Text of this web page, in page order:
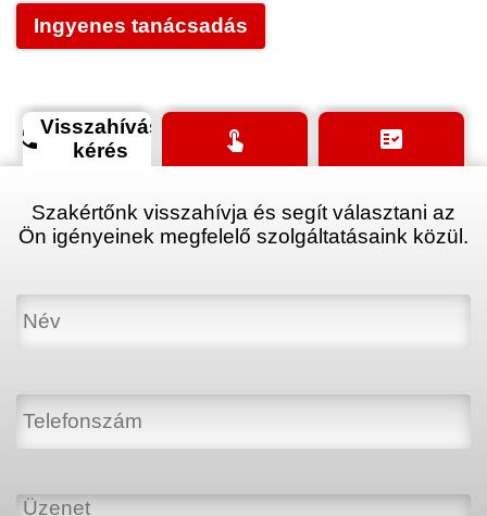
Ingyenes tanácsadás
phoneVisszahívás
kérés
touch_app fact_check
Szakértőnk visszahívja és segít választani az
Ön igényeinek megfelelő szolgáltatásaink közül.